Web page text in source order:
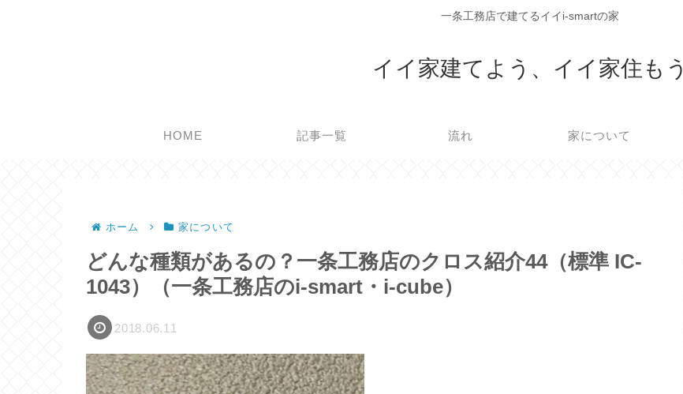
一条工務店で建てるイイi-smartの家
イイ家建てよう、イイ家住もう
HOME 記事一覧 流れ 家について
ホーム 家について
どんな種類があるの？一条工務店のクロス紹介44（標準 IC-
1043）（一条工務店のi-smart・i-cube）
2018.06.11